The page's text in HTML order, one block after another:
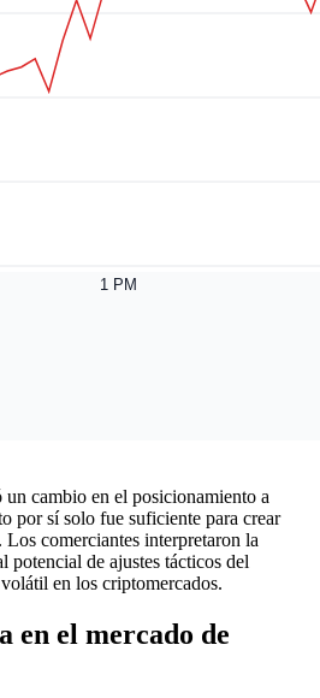
cambio en el posicionamiento a
por sí solo fue suficiente para crear
comerciantes interpretaron la
potencial de ajustes tácticos del
en los criptomercados.
en el mercado de